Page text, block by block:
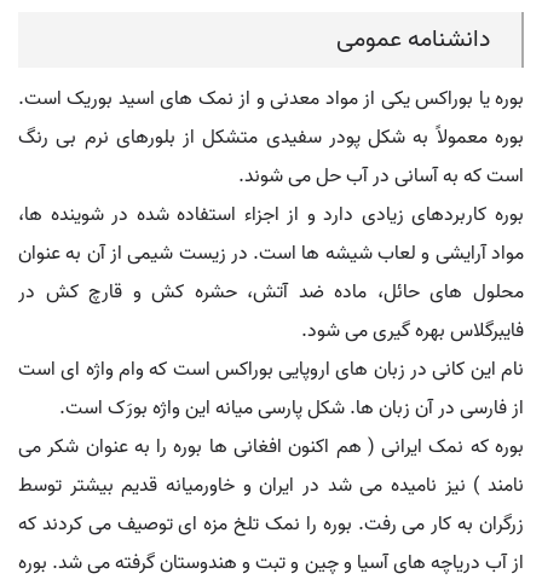
دانشنامه عمومی
بوره یا بوراکس یکی از مواد معدنی و از نمک های اسید بوریک است.
بوره معمولاً به شکل پودر سفیدی متشکل از بلورهای نرم بی رنگ
است که به آسانی در آب حل می شوند.
بوره کاربردهای زیادی دارد و از اجزاء استفاده شده در شوینده ها،
مواد آرایشی و لعاب شیشه ها است. در زیست شیمی از آن به عنوان
محلول های حائل، ماده ضد آتش، حشره کش و قارچ کش در
فایبرگلاس بهره گیری می شود.
نام این کانی در زبان های اروپایی بوراکس است که وام واژه ای است
از فارسی در آن زبان ها. شکل پارسی میانه این واژه بورَک است.
بوره که نمک ایرانی ( هم اکنون افغانی ها بوره را به عنوان شکر می
نامند ) نیز نامیده می شد در ایران و خاورمیانه قدیم بیشتر توسط
زرگران به کار می رفت. بوره را نمک تلخ مزه ای توصیف می کردند که
از آب دریاچه های آسیا و چین و تبت و هندوستان گرفته می شد. بوره